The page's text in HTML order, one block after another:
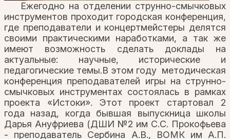
Ежегодно на отделении струнно-смычковых
инструментов проходит городская конференция,
где преподаватели и концертмейстеры делятся
своими практическими наработками, а так же
имеют возможность сделать доклады на
актуальные: научные, исторические и
педагогические темы.В этом году методическая
конференция преподавателей игры на струнно-
смычковых инструментах состоялась в рамках
проекта «Истоки». Этот проект стартовал 2
года назад, когда бывшая выпускница школы
Дарья Ануфриева (ДШИ №2 им С.С. Прокофьева
- преподаватель Сербина А.В., ВОМК им А.П.